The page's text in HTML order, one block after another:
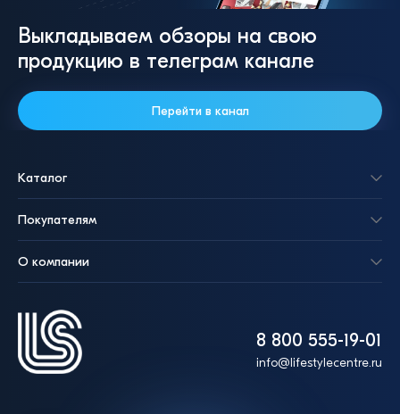
Выкладываем обзоры на свою
продукцию в телеграм канале
Перейти в канал
8 800 555-19-01
info@lifestylecentre.ru
Каталог
Покупателям
О компании